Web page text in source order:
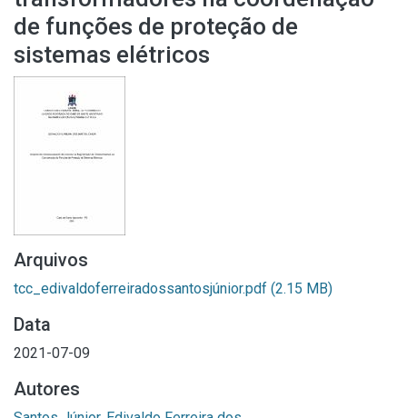
de funções de proteção de
sistemas elétricos
Arquivos
tcc_edivaldoferreiradossantosjúnior.pdf (2.15 MB)
Data
2021-07-09
Autores